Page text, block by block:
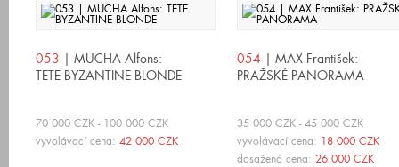
053 | MUCHA Alfons:
TETE BYZANTINE BLONDE
70 000 CZK - 100 000 CZK
vyvolávací cena: 42 000 CZK
054 | MAX František:
PRAŽSKÉ PANORAMA
35 000 CZK - 45 000 CZK
vyvolávací cena: 18 000 CZK
dosažená cena: 26 000 CZK